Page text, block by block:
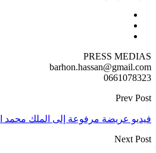
PRESS MEDIAS
barhon.hassan@gmail.com
0661078323
Prev Post
فيديو عريضة مرفوعة إلى الملك محمد
Next Post